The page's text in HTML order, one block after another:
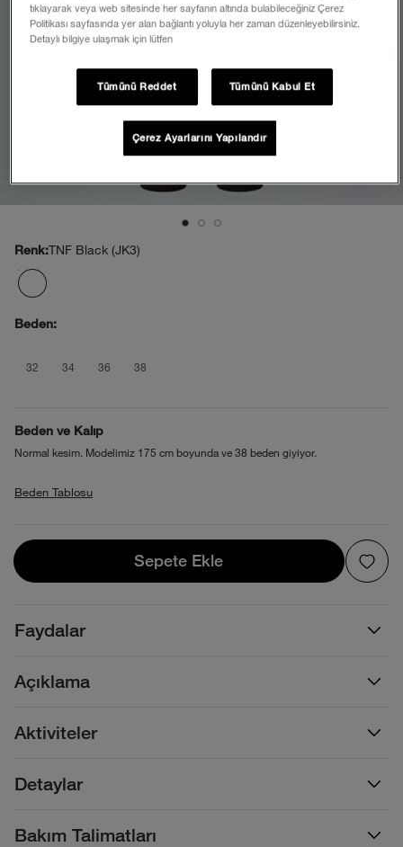
Renk:TNF Black (JK3)
Beden:
32 34 36 38
Beden ve Kalıp
Normal kesim. Modelimiz 175 cm boyunda ve 38 beden giyiyor.
Beden Tablosu
Sepete Ekle
Sepete Ekle
Açıklama
Detaylar
Aktiviteler
Bakım Talimatları
Faydalar
tıklayarak veya web sitesinde her sayfanın altında bulabileceğiniz Çerez
Politikası sayfasında yer alan bağlantı yoluyla her zaman düzenleyebilirsiniz.
Detaylı bilgiye ulaşmak için lütfen
Tümünü Reddet Tümünü Kabul Et
Çerez Ayarlarını Yapılandır